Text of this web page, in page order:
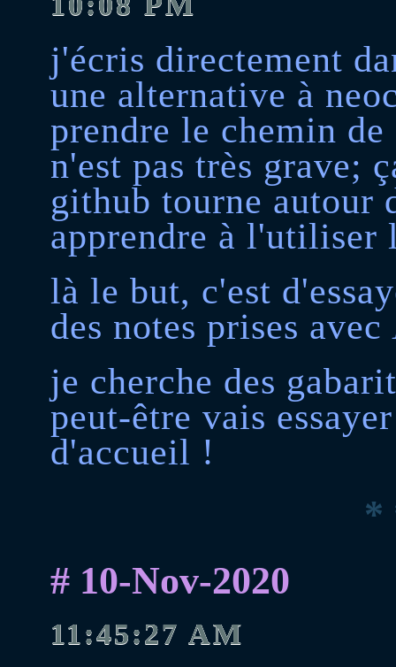
j'écris directement
une alternative à
prendre le chemin
n'est pas très grave;
github tourne autour
apprendre à l'utiliser
là le but, c'est
des notes prises avec
je cherche des
peut-être vais
d'accueil !
*
# 10-Nov-2020
11:45:27 AM